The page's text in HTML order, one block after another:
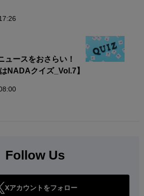
ュースをおさらい！
NADAクイズ_Vol.7】
Follow Us
Xアカウントをフォロー